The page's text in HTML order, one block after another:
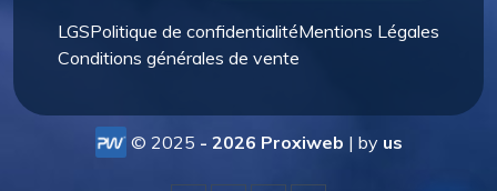
LGSPolitique de confidentialitéMentions Légales
Conditions générales de vente
© 2025 - 2026 Proxiweb | by us